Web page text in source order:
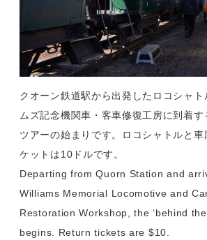
クオーン鉄道駅から出発したロコシャ
ムズ記念機関車・客車修復工房に到着す
ツアーの始まりです。ロコシャトルと
ケットは10ドルです。
Departing from Quorn Station and
Williams Memorial Locomotive and
Restoration Workshop, the ‘behind
begins. Return tickets are $10.